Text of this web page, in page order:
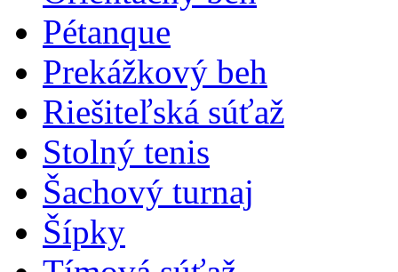
Pétanque
Prekážkový beh
Riešiteľská súťaž
Stolný tenis
Šachový turnaj
Šípky